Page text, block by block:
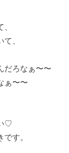
、
だろなぁ〜〜
ぁ〜〜
♡
す。